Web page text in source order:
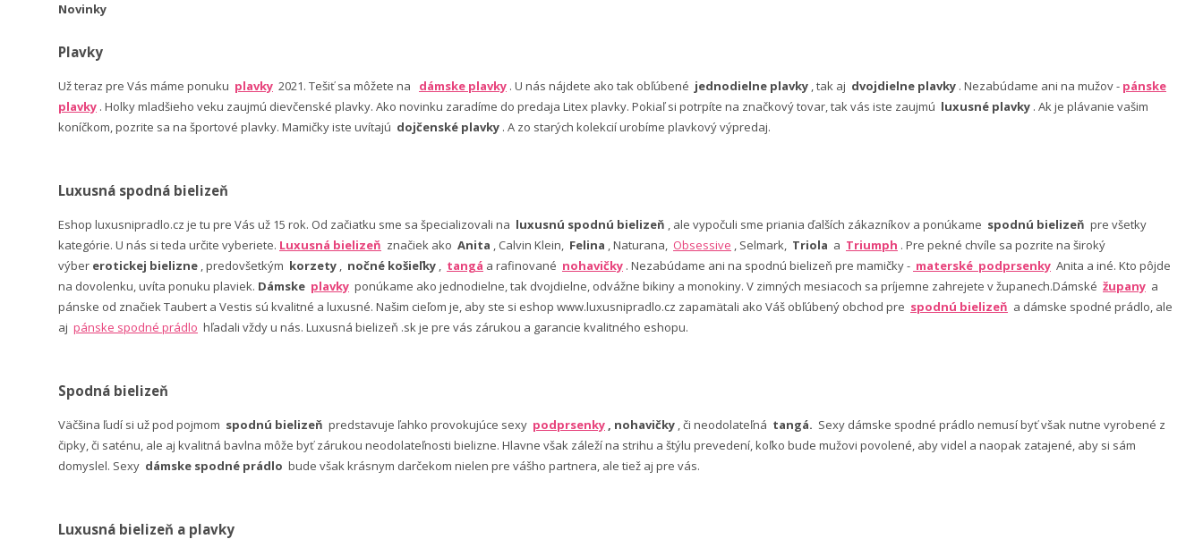
Novinky
Plavky
Už teraz pre Vás máme ponuku plavky 2021. Tešiť sa môžete na dámske plavky . U nás nájdete ako tak obľúbené jednodielne plavky , tak aj dvojdielne plavky . Nezabúdame ani na mužov - pánske
plavky . Holky mladšieho veku zaujmú dievčenské plavky. Ako novinku zaradíme do predaja Litex plavky. Pokiaľ si potrpíte na značkový tovar, tak vás iste zaujmú luxusné plavky . Ak je plávanie vašim
koníčkom, pozrite sa na športové plavky. Mamičky iste uvítajú dojčenské plavky . A zo starých kolekcií urobíme plavkový výpredaj.
Luxusná spodná bielizeň
Eshop luxusnipradlo.cz je tu pre Vás už 15 rok. Od začiatku sme sa špecializovali na luxusnú spodnú bielizeň , ale vypočuli sme priania ďalších zákazníkov a ponúkame spodnú bielizeň pre všetky
kategórie. U nás si teda určite vyberiete. Luxusná bielizeň značiek ako Anita , Calvin Klein, Felina , Naturana, Obsessive , Selmark, Triola a Triumph . Pre pekné chvíle sa pozrite na široký
výber erotickej bielizne , predovšetkým korzety , nočné košieľky , tangá a rafinované nohavičky . Nezabúdame ani na spodnú bielizeň pre mamičky - materské podprsenky Anita a iné. Kto pôjde
na dovolenku, uvíta ponuku plaviek. Dámske plavky ponúkame ako jednodielne, tak dvojdielne, odvážne bikiny a monokiny. V zimných mesiacoch sa príjemne zahrejete v županech.Dámské župany a
pánske od značiek Taubert a Vestis sú kvalitné a luxusné. Našim cieľom je, aby ste si eshop www.luxusnipradlo.cz zapamätali ako Váš obľúbený obchod pre spodnú bielizeň a dámske spodné prádlo, ale
aj pánske spodné prádlo hľadali vždy u nás. Luxusná bielizeň .sk je pre vás zárukou a garancie kvalitného eshopu.
Spodná bielizeň
Väčšina ľudí si už pod pojmom spodnú bielizeň predstavuje ľahko provokujúce sexy podprsenky , nohavičky , či neodolateľná tangá. Sexy dámske spodné prádlo nemusí byť však nutne vyrobené z
čipky, či saténu, ale aj kvalitná bavlna môže byť zárukou neodolateľnosti bielizne. Hlavne však záleží na strihu a štýlu prevedení, koľko bude mužovi povolené, aby videl a naopak zatajené, aby si sám
domyslel. Sexy dámske spodné prádlo bude však krásnym darčekom nielen pre vášho partnera, ale tiež aj pre vás.
Luxusná bielizeň a plavky